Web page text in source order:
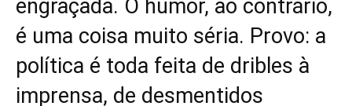
engraçada. O humor, ao contrário,
é uma coisa muito séria. Provo: a
política é toda feita de dribles à
imprensa, de desmentidos